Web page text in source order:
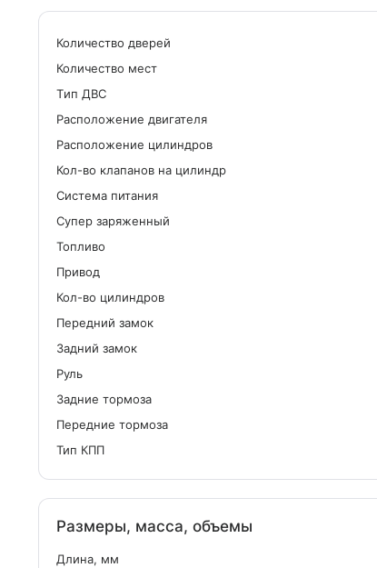
Количество дверей
Количество мест
Tип ДВС
Расположение двигателя
Расположение цилиндров
Кол-во клапанов на цилиндр
Система питания
Cупер заряженный
Топливо
Привод
Кол-во цилиндров
Передний замок
Задний замок
Руль
Задние тормоза
Передние тормоза
Тип КПП
Размеры, масса, объемы
Длина, мм